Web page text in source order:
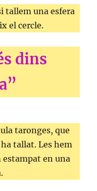
tallem una esfera
el cercle.
dins
taronges, que
tallat. Les hem
en una